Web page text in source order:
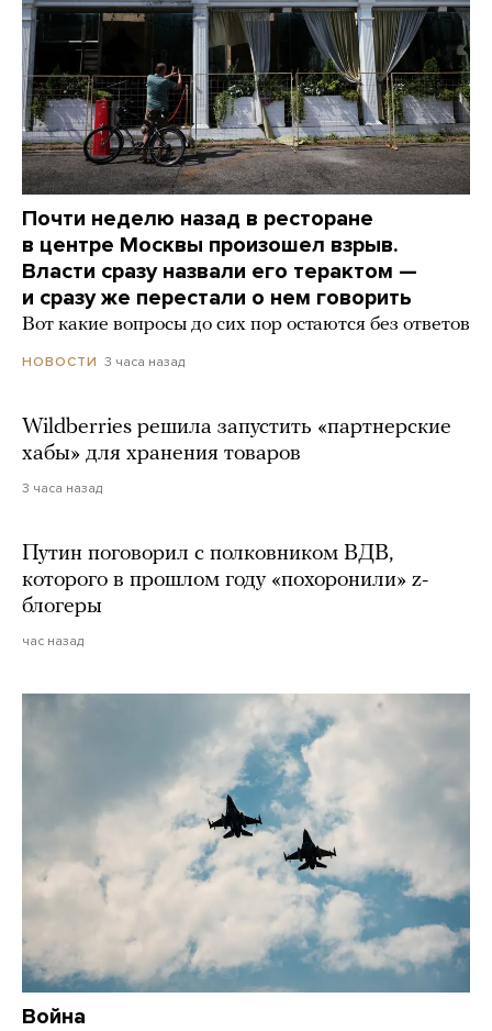
Почти неделю назад в ресторане
в центре Москвы произошел взрыв.
Власти сразу назвали его терактом —
и сразу же перестали о нем говорить
Вот какие вопросы до сих пор остаются без ответов
НОВОСТИ 3 часа назад
Wildberries решила запустить «партнерские
хабы» для хранения товаров
3 часа назад
Путин поговорил с полковником ВДВ,
которого в прошлом году «похоронили» z-
блогеры
час назад
Война